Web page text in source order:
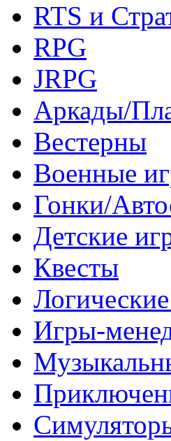
RTS и
RPG
JRPG
Аркады/
Вестерны
Военные
Гонки/
Детские
Квесты
Игры-